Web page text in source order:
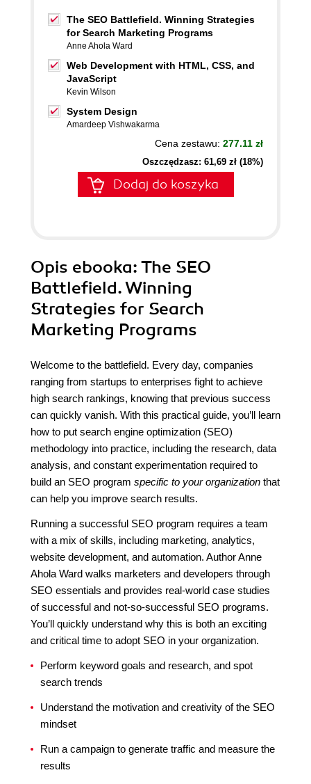
The SEO Battlefield. Winning Strategies
for Search Marketing Programs
Anne Ahola Ward
Web Development with HTML, CSS, and
JavaScript
Kevin Wilson
System Design
Amardeep Vishwakarma
Cena zestawu: 277.11 zł
Oszczędzasz: 61,69 zł (18%)
Dodaj do koszyka
Opis ebooka: The SEO
Battlefield. Winning
Strategies for Search
Marketing Programs
Welcome to the battlefield. Every day, companies
ranging from startups to enterprises fight to achieve
high search rankings, knowing that previous success
can quickly vanish. With this practical guide, you’ll learn
how to put search engine optimization (SEO)
methodology into practice, including the research, data
analysis, and constant experimentation required to
build an SEO program specific to your organization that
can help you improve search results.
Running a successful SEO program requires a team
with a mix of skills, including marketing, analytics,
website development, and automation. Author Anne
Ahola Ward walks marketers and developers through
SEO essentials and provides real-world case studies
of successful and not-so-successful SEO programs.
You’ll quickly understand why this is both an exciting
and critical time to adopt SEO in your organization.
Perform keyword goals and research, and spot
search trends
Understand the motivation and creativity of the SEO
mindset
Run a campaign to generate traffic and measure the
results